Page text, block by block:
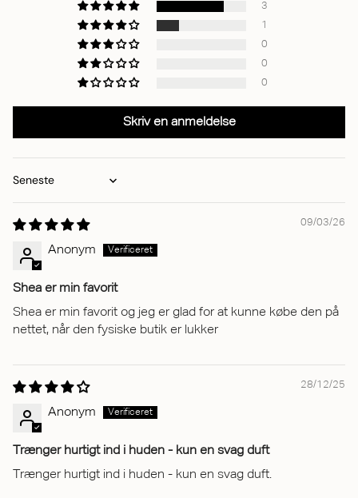
3
1
0
0
0
Skriv en anmeldelse
Sort by
09/03/26
Anonym
Shea er min favorit
Shea er min favorit og jeg er glad for at kunne købe den på
nettet, når den fysiske butik er lukker
28/12/25
Anonym
Trænger hurtigt ind i huden - kun en svag duft
Trænger hurtigt ind i huden - kun en svag duft.